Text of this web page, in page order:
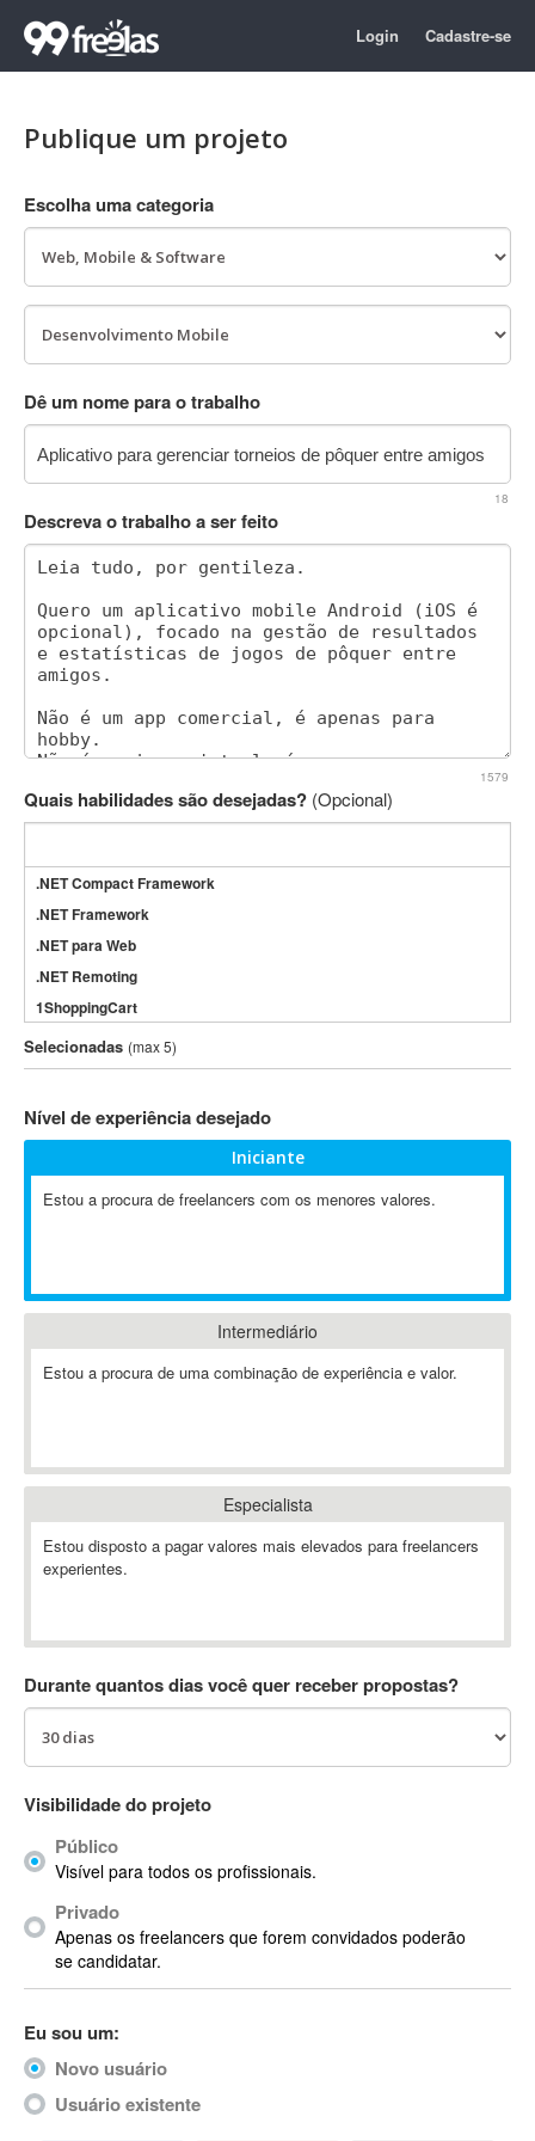
Login Cadastre-se
Publique um projeto
Escolha uma categoria
Dê um nome para o trabalho
18
Descreva o trabalho a ser feito
1579
Quais habilidades são desejadas? (Opcional)
.NET Compact Framework
.NET Framework
.NET para Web
.NET Remoting
1ShoppingCart
3DS Max
3GSM
802.11
A-GPS
ABAP
Abaqus
ABBYY FineReader
Ableton
Ableton Push
Abstract
AC3
ACID Pro
ACPI
Acrobat
Acrobat X
Acronis
ACT
Actimize
ActionScript
ActionScript 3
Selecionadas (max 5)
Nível de experiência desejado
Iniciante
Estou a procura de freelancers com os menores valores.
Intermediário
Estou a procura de uma combinação de experiência e valor.
Especialista
Estou disposto a pagar valores mais elevados para freelancers
experientes.
Durante quantos dias você quer receber propostas?
Visibilidade do projeto
Público
Visível para todos os profissionais.
Privado
Apenas os freelancers que forem convidados poderão
se candidatar.
Eu sou um:
Novo usuário
Usuário existente